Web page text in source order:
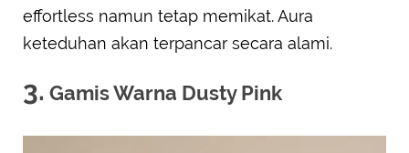
effortless namun tetap memikat. Aura
keteduhan akan terpancar secara alami.
3. Gamis Warna Dusty Pink